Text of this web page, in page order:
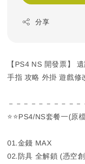
分享
【PS4 NS 開發票】
手指 攻略 外掛 遊戲修
－－－－－－－－－－
⭐⭐PS4/NS套餐一(原
01.金錢 MAX
02.防具 全解鎖 (憑空